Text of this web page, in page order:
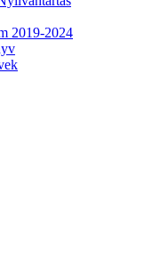
2019-2024